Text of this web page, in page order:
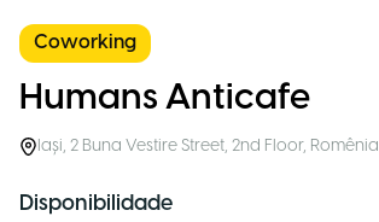
Coworking
Humans Anticafe
Iași, 2 Buna Vestire Street, 2nd Floor, Romênia
Disponibilidade